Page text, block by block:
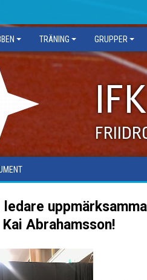
TRÄNING GRUPPER
Abrahamsson!